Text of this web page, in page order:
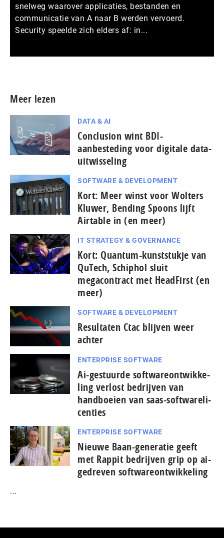
snelweg waarover applicaties, bestanden en
communicatie van A naar B werden vervoerd.
Security speelde zich elders af: in...
Meer lezen
DATA & AI
Conclusion wint BDI-
aanbesteding voor digitale data-
uitwisseling
SOFTWARE & DEVELOPMENT
Kort: Meer winst voor Wolters
Kluwer, Bending Spoons lijft
Airtable in (en meer)
IT STRATEGY & GOVERNANCE
Kort: Quantum-kunststukje van
QuTech, Schiphol sluit
megacontract met HeadFirst (en
meer)
SOFTWARE & DEVELOPMENT
Resultaten Ctac blijven weer
achter
ENTERPRISE SOFTWARE
Ai-gestuurde soft­wa­re­ont­wik­ke­
ling verlost bedrijven van
handboeien van saas-soft­wa­re­li­
cen­ties
ENTERPRISE SOFTWARE
Nieuwe Baan-generatie geeft
met Rappit bedrijven grip op ai-
gedreven softwareontwikkeling
...